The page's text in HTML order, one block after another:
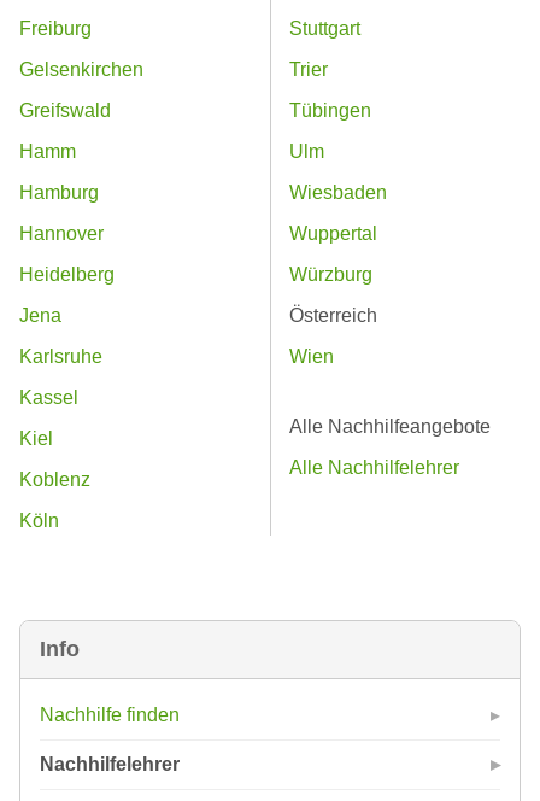
Info
Nachhilfe finden
Nachhilfelehrer
Freiburg
Gelsenkirchen
Greifswald
Hamm
Hamburg
Hannover
Heidelberg
Jena
Karlsruhe
Kassel
Kiel
Koblenz
Köln
Stuttgart
Trier
Tübingen
Ulm
Wiesbaden
Wuppertal
Würzburg
Österreich
Wien
Alle Nachhilfeangebote
Alle Nachhilfelehrer